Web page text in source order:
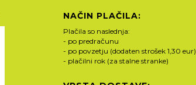
NAČIN PLAČILA:
Plačila so naslednja:
- po predračunu
- po povzetju (dodaten strošek 1,30 eur)
- plačilni rok (za stalne stranke)